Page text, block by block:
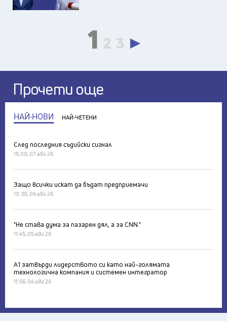
1 2 3
Прочети още
НАЙ-НОВИ НАЙ-ЧЕТЕНИ
След последния съдийски сигнал
15:00, 07 авг 26
Защо всички искат да бъдат предприемачи
10:30, 06 авг 26
"Не става дума за пазарен дял, а за CNN."
11:45, 05 авг 26
А1 затвърди лидерството си като най-голямата
технологична компания и системен интегратор
11:56, 04 авг 26